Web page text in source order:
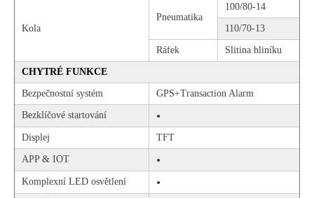
Kola
Pneumatika
100/80-14
110/70-13
Ráfek Slitina hliníku
CHYTRÉ FUNKCE
Bezpečnostní systém GPS+Transaction Alarm
Bezklíčové startování ●
Displej TFT
APP & IOT ●
Komplexní LED osvětlení ●